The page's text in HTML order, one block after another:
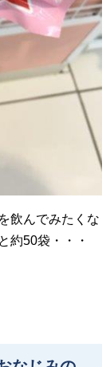
飲んでみたくな
約50袋・・・